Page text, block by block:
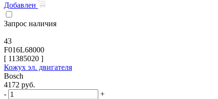
Добавлен
Запрос наличия
43
F016L68000
[ 11385020 ]
Кожух эл. двигателя
Bosch
4172 руб.
-
+